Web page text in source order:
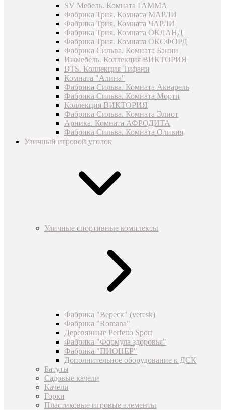
SV Мебель. Комната ГАММА
Фабрика Трия. Комната МАРЛИ
Фабрика Трия. Комната ЧАРЛИ
Фабрика Трия. Комната ОКЛАНД
Фабрика Трия. Комната ОКСФОРД
Фабрика Сильва. Комната Банни
Ижмебель. Коллекция ВИКТОРИЯ
BTS. Коллекция Тифани
Комната "Алина"
Фабрика Сильва. Комната Акварель
Фабрика Сильва. Комната Морти
Коллекция ВИКТОРИЯ
Фабрика Сильва. Комната Элиот
Арника. Комната АФРОДИТА
Фабрика Сильва. Комната Оливия
Уличный игровой уголок
Уличные спортивные комплексы
Фабрика "Вереск" (veresk)
Фабрика "Romana"
Деревянные Perfetto Sport
Фабрика "Формула здоровья"
Фабрика "ПИОНЕР"
Дополнительное оборудование к ДСК
Батуты
Садовые качели
Качели
Горки
Пластиковые игровые элементы